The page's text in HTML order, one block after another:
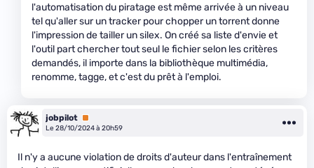
l'automatisation du piratage est même arrivée à un niveau
tel qu'aller sur un tracker pour chopper un torrent donne
l'impression de tailler un silex. On créé sa liste d'envie et
l'outil part chercher tout seul le fichier selon les critères
demandés, il importe dans la bibliothèque multimédia,
renomme, tagge, et c'est du prêt à l'emploi.
jobpilot Premium
Le 28/10/2024 à 20h59
Il n'y a aucune violation de droits d'auteur dans l'entraînement